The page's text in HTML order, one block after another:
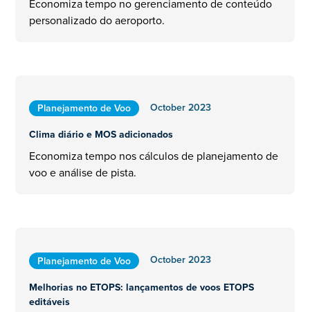
Economiza tempo no gerenciamento de conteúdo
personalizado do aeroporto.
Planejamento de Voo
October 2023
Clima diário e MOS adicionados
Economiza tempo nos cálculos de planejamento de
voo e análise de pista.
Planejamento de Voo
October 2023
Melhorias no ETOPS: lançamentos de voos ETOPS
editáveis